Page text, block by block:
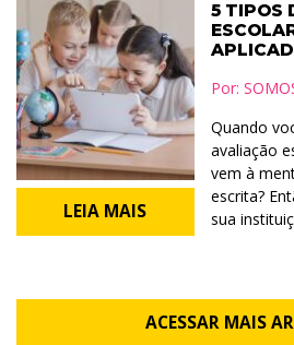
LEIA MAIS
5 TIPOS
Por:
Quando
avaliação
vem à
escrita?
sua
ACESSAR MAIS